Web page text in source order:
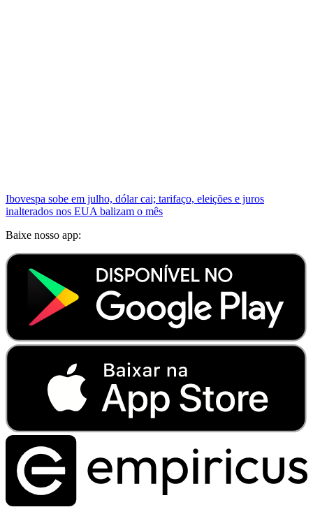
Ibovespa sobe em julho, dólar cai; tarifaço, eleições e juros
inalterados nos EUA balizam o mês
Baixe nosso app: